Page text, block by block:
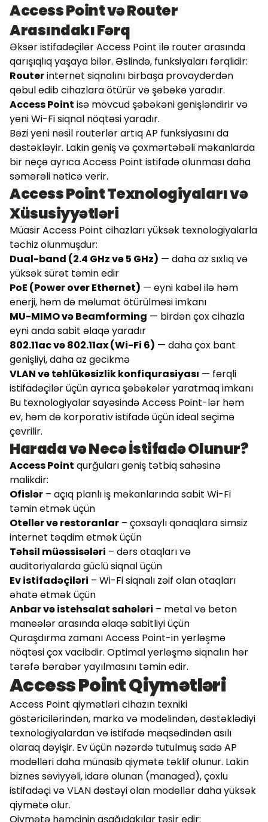
Access Point və Router
Arasındakı Fərq
Əksər istifadəçilər Access Point ilə router arasında
qarışıqlıq yaşaya bilər. Əslində, funksiyaları fərqlidir:
Routerinternet siqnalını birbaşa provayderdən
qəbul edib cihazlara ötürür və şəbəkə yaradır.
Access Point isə mövcud şəbəkəni genişləndirir və
yeni Wi-Fi siqnal nöqtəsi yaradır.
Bəzi yeni nəsil routerlər artıq AP funksiyasını da
dəstəkləyir. Lakin geniş və çoxmərtəbəli məkanlarda
bir neçə ayrıca Access Point istifadə olunması daha
səmərəli nəticə verir.
Access Point Texnologiyaları və
Xüsusiyyətləri
Müasir Access Point cihazları yüksək texnologiyalarla
təchiz olunmuşdur:
Dual-band (2.4 GHz və 5 GHz) — daha az sıxlıq və
yüksək sürət təmin edir
PoE (Power over Ethernet) — eyni kabel ilə həm
enerji, həm də məlumat ötürülməsi imkanı
MU-MIMO və Beamforming — birdən çox cihazla
eyni anda sabit əlaqə yaradır
802.11ac və 802.11ax (Wi-Fi 6) — daha çox bant
genişliyi, daha az gecikmə
VLAN və təhlükəsizlik konfiqurasiyası — fərqli
istifadəçilər üçün ayrıca şəbəkələr yaratmaq imkanı
Bu texnologiyalar sayəsində Access Point-lər həm
ev, həm də korporativ istifadə üçün ideal seçimə
çevrilir.
Harada və Necə İstifadə Olunur?
Access Point qurğuları geniş tətbiq sahəsinə
malikdir:
Ofislər – açıq planlı iş məkanlarında sabit Wi-Fi
təmin etmək üçün
Otellər və restoranlar – çoxsaylı qonaqlara simsiz
internet təqdim etmək üçün
Təhsil müəssisələri – dərs otaqları və
auditoriyalarda güclü siqnal üçün
Ev istifadəçiləri – Wi-Fi siqnalı zəif olan otaqları
əhatə etmək üçün
Anbar və istehsalat sahələri – metal və beton
maneələr arasında əlaqə sabitliyi üçün
Quraşdırma zamanı Access Point-in yerləşmə
nöqtəsi çox vacibdir. Optimal yerləşmə siqnalın hər
tərəfə bərabər yayılmasını təmin edir.
Access Point Qiymətləri
Access Point qiymətləri cihazın texniki
göstəricilərindən, marka və modelindən, dəstəklədiyi
texnologiyalardan və istifadə məqsədindən asılı
olaraq dəyişir. Ev üçün nəzərdə tutulmuş sadə AP
modelləri daha münasib qiymətə təklif olunur. Lakin
biznes səviyyəli, idarə olunan (managed), çoxlu
istifadəçi və VLAN dəstəyi olan modellər daha yüksək
qiymətə olur.